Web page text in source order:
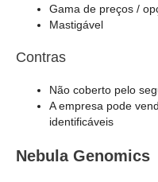
Gama de preços /
Mastigável
Contras
Não coberto pelo
A empresa pode
identificáveis
Nebula Genomics